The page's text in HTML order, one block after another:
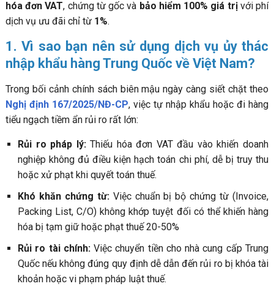
hóa đơn VAT, chứng từ gốc và bảo hiểm 100% giá trịvới phí
dịch vụ ưu đãi chỉ từ 1%.
1. Vì sao bạn nên sử dụng dịch vụ ủy thác
nhập khẩu hàng Trung Quốc về Việt Nam?
Trong bối cảnh chính sách biên mậu ngày càng siết chặt theo
Nghị định 167/2025/NĐ-CP, việc tự nhập khẩu hoặc đi hàng
tiểu ngạch tiềm ẩn rủi ro rất lớn:
Rủi ro pháp lý:Thiếu hóa đơn VAT đầu vào khiến doanh
nghiệp không đủ điều kiện hạch toán chi phí, dễ bị truy thu
hoặc xử phạt khi quyết toán thuế.
Khó khăn chứng từ:Việc chuẩn bị bộ chứng từ (Invoice,
Packing List, C/O) không khớp tuyệt đối có thể khiến hàng
hóa bị tạm giữ hoặc phạt thuế 20-50%
Rủi ro tài chính:Việc chuyển tiền cho nhà cung cấp Trung
Quốc nếu không đúng quy định dễ dẫn đến rủi ro bị khóa tài
khoản hoặc vi phạm pháp luật thuế.